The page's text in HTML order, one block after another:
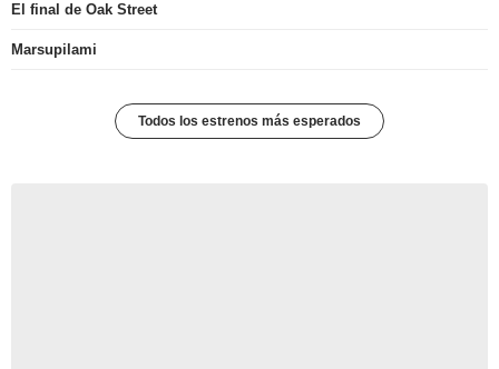
El final de Oak Street
Marsupilami
Todos los estrenos más esperados